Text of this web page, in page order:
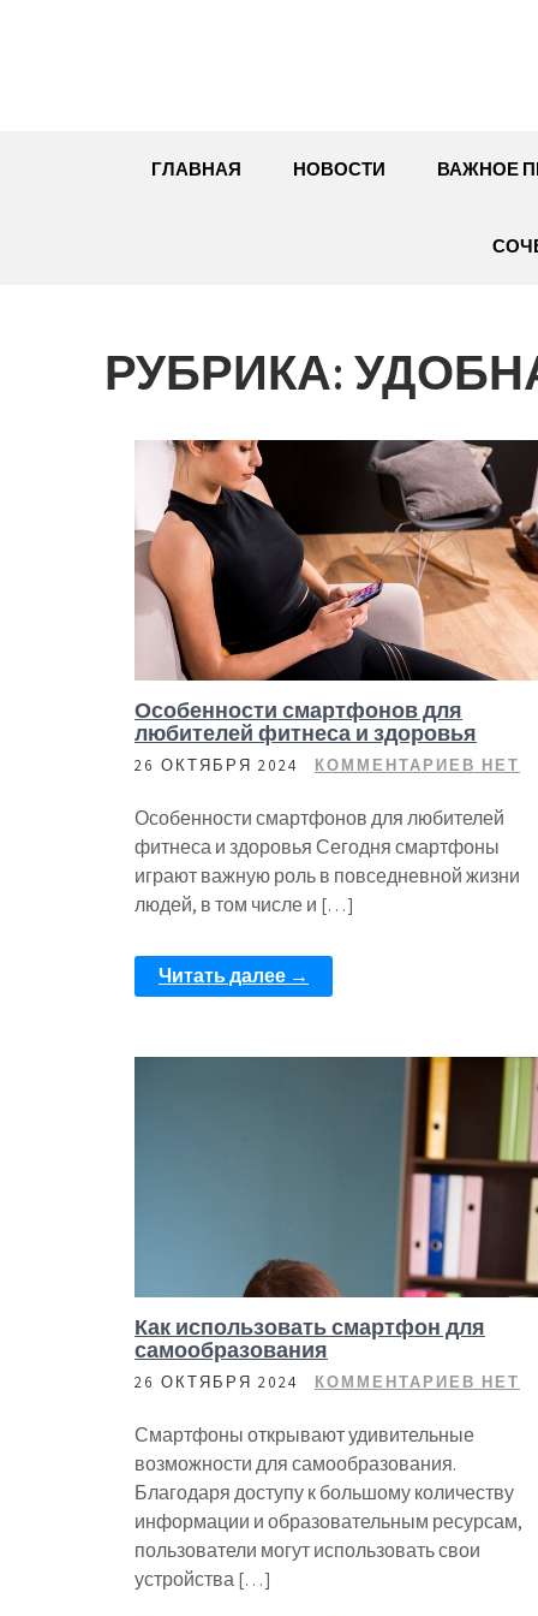
ГЛАВНАЯ НОВОСТИ ВАЖНОЕ
РУБРИКА:
Особенности смартфонов для
любителей фитнеса и здоровья
26 ОКТЯБРЯ 2024 КОММЕНТАРИЕВ НЕТ
Особенности смартфонов для любителей
фитнеса и здоровья Сегодня смартфоны
играют важную роль в повседневной жизни
людей, в том числе и […]
Читать далее →
Как использовать смартфон для
самообразования
26 ОКТЯБРЯ 2024 КОММЕНТАРИЕВ НЕТ
Смартфоны открывают удивительные
возможности для самообразования.
Благодаря доступу к большому количеству
информации и образовательным ресурсам,
пользователи могут использовать свои
устройства […]